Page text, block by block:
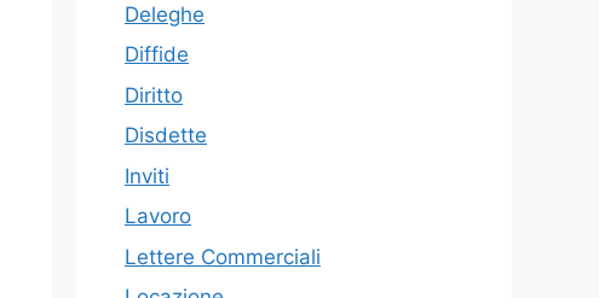
Deleghe
Diffide
Diritto
Disdette
Inviti
Lavoro
Lettere Commerciali